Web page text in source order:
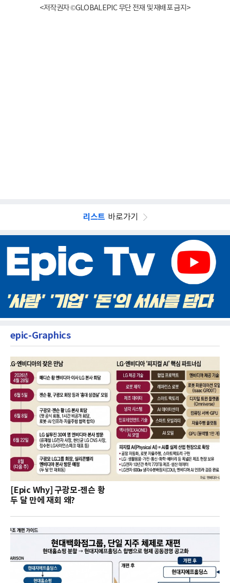
<저작권자 ©GLOBALEPIC 무단 전재 및 재배포 금지>
리스트 바로가기
epic-Graphics
[Epic Why] 구광모-젠슨 황
두 달 만에 재회 왜?